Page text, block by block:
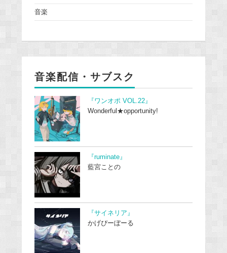
音楽
音楽配信・サブスク
『ワンオポ VOL.22』
Wonderful★opportunity!
『ruminate』
藍宮ことの
『サイネリア』
かげぴーぼーる